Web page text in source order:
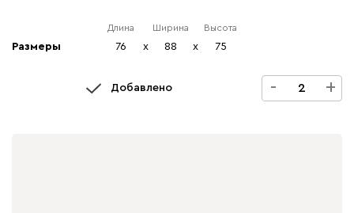
Размеры
Длина
76 x
Ширина
88 x
Высота
75
Добавлено - +